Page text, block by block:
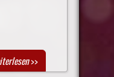
>>